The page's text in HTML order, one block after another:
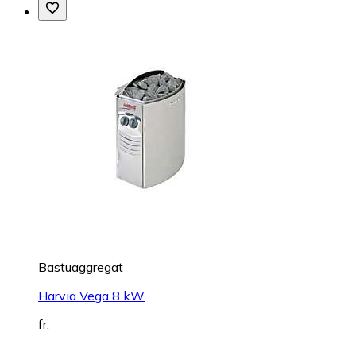
Bastuaggregat
Harvia Vega 8 kW
fr.